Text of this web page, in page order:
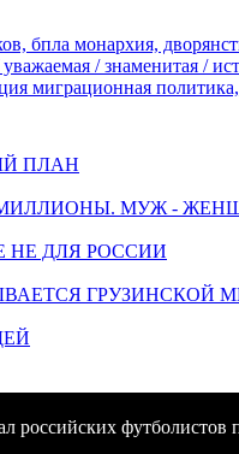
бпла монархия,
/ знаменитая /
миграционная
ПЛАН
МУЖ -
НЕ ДЛЯ РОССИИ
ГРУЗИНСКОЙ
российских футболистов